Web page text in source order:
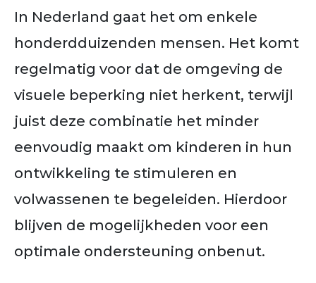
In Nederland gaat het om enkele
honderdduizenden mensen. Het komt
regelmatig voor dat de omgeving de
visuele beperking niet herkent, terwijl
juist deze combinatie het minder
eenvoudig maakt om kinderen in hun
ontwikkeling te stimuleren en
volwassenen te begeleiden. Hierdoor
blijven de mogelijkheden voor een
optimale ondersteuning onbenut.